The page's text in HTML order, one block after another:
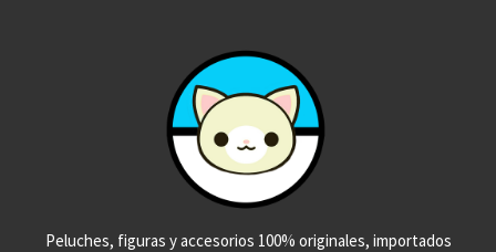
Peluches, figuras y accesorios 100% originales, importados